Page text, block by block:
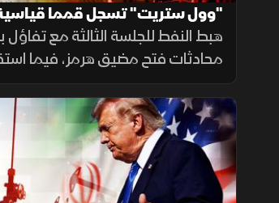
"وول ستريت" تسجل قمما
يتراجع
هبط النفط للجلسة الثالثة مع تفاؤل
محادثات فتح مضيق هرمز، فيما
فوق 4100 دولار. وقادت أسهم
ارتفاعات وول ستريت إلى مستويات
واستعادت الأسواق الآسيوية الزخم.